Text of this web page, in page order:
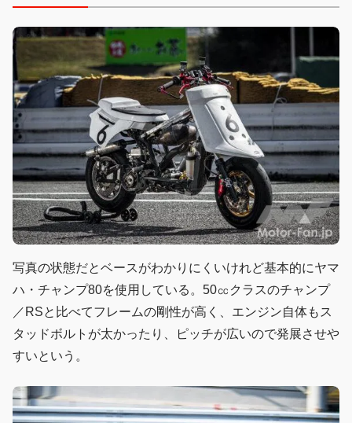
写真の状態だとベースがわかりにくいけれど基本的にヤマ
ハ・チャンプ80を使用している。50㏄クラスのチャンプ
／RSと比べてフレームの剛性が高く、エンジン自体もス
タッドボルトが太かったり、ピッチが広いので発展させや
すいという。